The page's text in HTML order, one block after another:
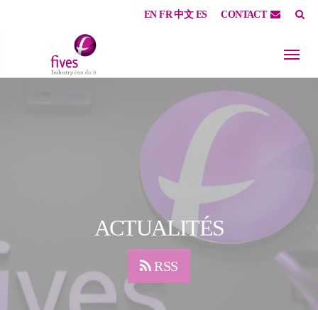
EN FR 中文 ES CONTACT
ACTUALITÉS
RSS